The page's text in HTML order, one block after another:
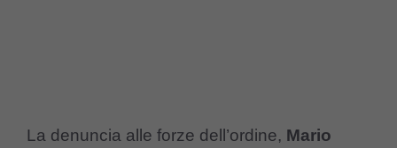
La denuncia alle forze dell’ordine, Mario